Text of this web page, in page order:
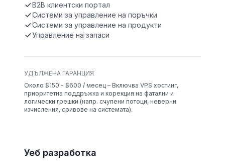
B2B клиентски портал
Системи за управление на поръчки
Системи за управление на продукти
Управление на запаси
УДЪЛЖЕНА ГАРАНЦИЯ
Около $150 - $600 / месец – Включва VPS хостинг,
приоритетна поддръжка и корекция на фатални и
логически грешки (напр. счупени потоци, неверни
изчисления, сривове на системата).
Уеб разработка